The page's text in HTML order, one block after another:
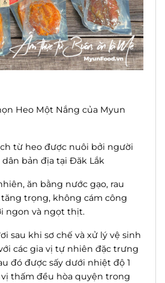
Heo Một Nắng của Myun
từ heo được nuôi bởi người
bản địa tại Đăk Lắk
ăn bằng nước gạo, rau
trọng, không cám công
ngon và ngọt thịt.
sau khi sơ chế và xử lý vệ sinh
các gia vị tự nhiên đặc trưng
đó được sấy dưới nhiệt độ 1
thấm đều hòa quyện trong